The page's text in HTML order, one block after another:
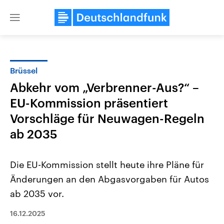
Close
Landtagswahl Sachsen-Anhalt
2026
Alle Informationen
Sachsen-Anhalt wählt am 6.
Landtag. Seit 2021 wird das
Aktuelle Beiträge,
Brüssel
Abkehr vom „Verbrenner-Aus?“ –
EU-Kommission präsentiert
Vorschläge für Neuwagen-Regeln
ab 2035
Die EU-Kommission stellt heute ihre Pläne für
Änderungen an den Abgasvorgaben für Autos
ab 2035 vor.
16.12.2025